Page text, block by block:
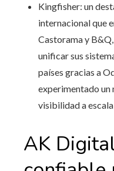
Kingfisher: un
internacional que
Castorama y
unificar sus
países gracias a
experimentado un
visibilidad a
AK